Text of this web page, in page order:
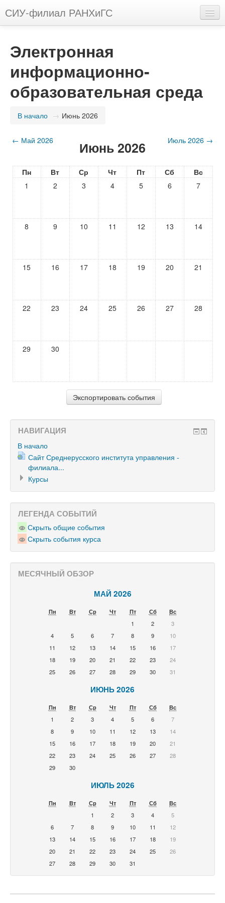
СИУ-филиал РАНХиГС
Вы не вошли в систему (Вход)
Электронная
информационно-
образовательная среда
В начало → Июнь 2026
← Май 2026 Июнь 2026 Июль 2026 →
Пн Вт Ср Чт Пт Сб
Вс
1
2 3 4 5 6 7
8 9 10 11 12 13 14
15 16 17 18 19 20 21
22 23 24 25 26 27 28
29 30
НАВИГАЦИЯ
В начало
Сайт Среднерусского института управления -
филиала...
Курсы
ЛЕГЕНДА СОБЫТИЙ
Скрыть общие события
Скрыть события курса
МЕСЯЧНЫЙ ОБЗОР
МАЙ 2026
Пн Вт Ср Чт Пт Сб
Вс
1
2
3
4
5 6 7 8 9
10
11
12 13 14 15 16
17
18
19 20 21 22 23
24
25
26 27 28 29 30 31
ИЮНЬ 2026
Пн Вт Ср Чт Пт Сб
Вс
1
2 3 4 5 6
7
8
9 10 11 12 13
14
15
16 17 18 19 20
21
22
23 24 25 26 27
28
29
30
ИЮЛЬ 2026
Пн Вт Ср Чт Пт Сб
Вс
1
2 3 4
5
6
7 8 9 10 11
12
13
14 15 16 17 18
19
20
21 22 23 24 25
26
27
28 29 30 31